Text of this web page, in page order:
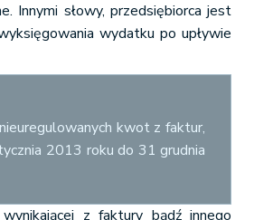
Innymi słowy, przedsiębiorca jest
wydatku po upływie
kwot z faktur,
2013 roku do 31 grudnia
z faktury bądź innego